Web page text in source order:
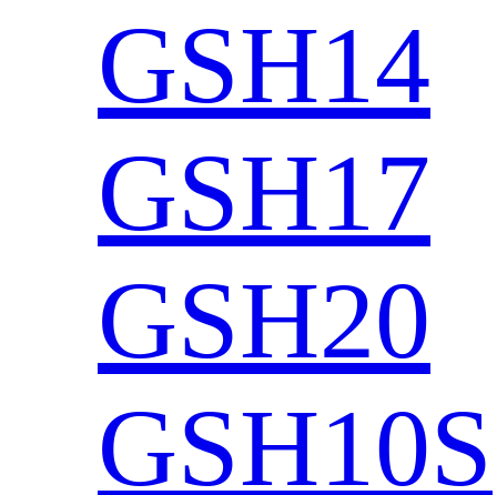
GSH14
GSH17
GSH20
GSH10S